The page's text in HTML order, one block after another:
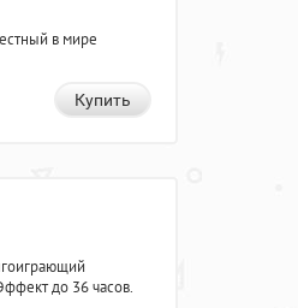
в мире
Купить
до 36 часов.